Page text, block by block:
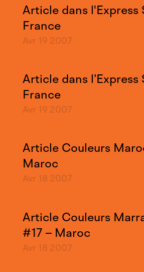
Article dans l'Express
France
Avr 19 2007
Article dans l’Express
France
Avr 19 2007
Article Couleurs
Maroc
Avr 18 2007
Article Couleurs
#17 – Maroc
Avr 18 2007